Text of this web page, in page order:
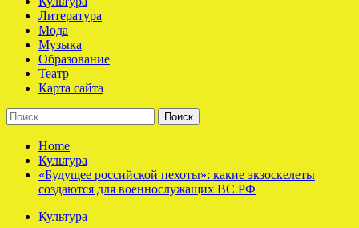
Литература
Мода
Музыка
Образование
Театр
Карта сайта
Найти:
Home
Культура
«Будущее российской пехоты»: какие экзоскелеты
создаются для военнослужащих ВС РФ
Культура